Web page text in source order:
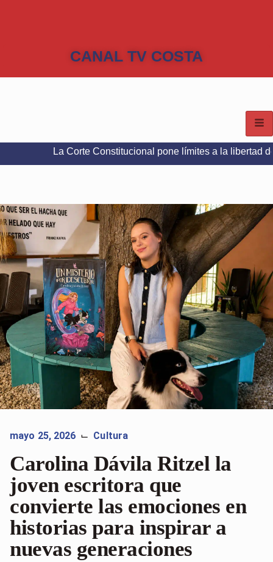
CANAL TV COSTA
Corte Constitucional pone límites a la libertad de
mayo 25, 2026 ⌙ Cultura
Carolina Dávila Ritzel la
joven escritora que
convierte las emociones en
historias para inspirar a
nuevas generaciones